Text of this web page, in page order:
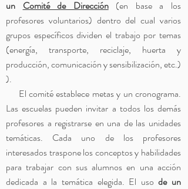
un Comité de Dirección(en base a los
profesores voluntarios) dentro del cual varios
grupos específicos dividen el trabajo por temas
(energía, transporte, reciclaje, huerta y
producción, comunicación y sensibilización, etc.)
).
El comité establece metas y un cronograma.
Las escuelas pueden invitar a todos los demás
profesores a registrarse en una de las unidades
temáticas. Cada uno de los profesores
interesados traspone los conceptos y habilidades
para trabajar con sus alumnos en una acción
dedicada a la temática elegida. El usode un